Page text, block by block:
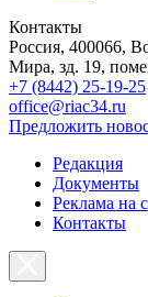
Контакты
Россия, 400066,
Мира, зд. 19,
+7 (8442) 25-19-25
office@riac34.ru
Предложить
Редакция
Документы
Реклама на
Контакты